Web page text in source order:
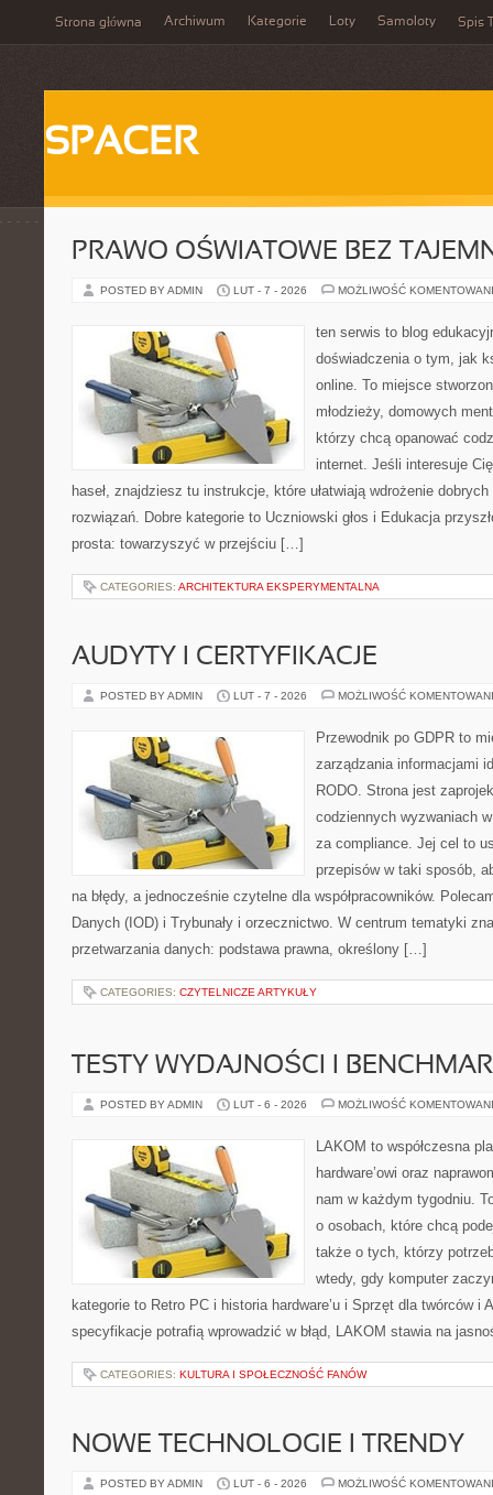
Strona główna Archiwum Kategorie Loty Samoloty Spis
SPACER
PRAWO OŚWIATOWE BEZ
POSTED BY ADMIN LUT - 7 - 2026 MOŻLIWOŚĆ
ten serwis to blog
doświadczenia o tym, jak
online. To miejsce
młodzieży, domowych
którzy chcą opanować
internet. Jeśli interesuje
haseł, znajdziesz tu instrukcje, które ułatwiają wdrożenie
rozwiązań. Dobre kategorie to Uczniowski głos i Edukacja
prosta: towarzyszyć w przejściu […]
CATEGORIES: ARCHITEKTURA EKSPERYMENTALNA
AUDYTY I CERTYFIKACJE
POSTED BY ADMIN LUT - 7 - 2026 MOŻLIWOŚĆ
Przewodnik po GDPR to
zarządzania informacjami
RODO. Strona jest
codziennych wyzwaniach
za compliance. Jej cel to
przepisów w taki sposób,
na błędy, a jednocześnie czytelne dla współpracowników.
Danych (IOD) i Trybunały i orzecznictwo. W centrum tematyki
przetwarzania danych: podstawa prawna, określony […]
CATEGORIES: CZYTELNICZE ARTYKUŁY
TESTY WYDAJNOŚCI I
POSTED BY ADMIN LUT - 6 - 2026 MOŻLIWOŚĆ
LAKOM to współczesna
hardware’owi oraz
nam w każdym tygodniu.
o osobach, które chcą
także o tych, którzy
wtedy, gdy komputer
kategorie to Retro PC i historia hardware’u i Sprzęt dla twórców i
specyfikacje potrafią wprowadzić w błąd, LAKOM stawia na
CATEGORIES: KULTURA I SPOŁECZNOŚĆ FANÓW
NOWE TECHNOLOGIE I TRENDY
POSTED BY ADMIN LUT - 6 - 2026 MOŻLIWOŚĆ